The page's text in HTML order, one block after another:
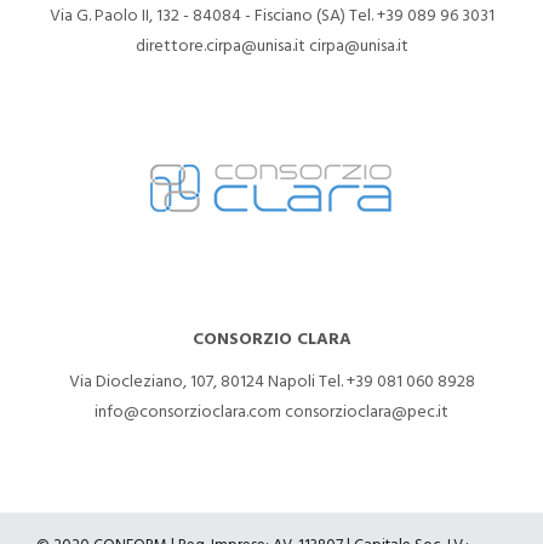
Via G. Paolo II, 132 - 84084 - Fisciano (SA)Tel. +39 089 96 3031
direttore.cirpa@unisa.it cirpa@unisa.it
CONSORZIO CLARA
Via Diocleziano, 107, 80124 NapoliTel. +39 081 060 8928
info@consorzioclara.com consorzioclara@pec.it